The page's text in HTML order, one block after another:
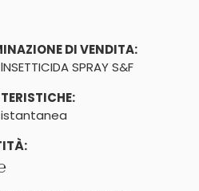
DI VENDITA:
SPRAY S&F